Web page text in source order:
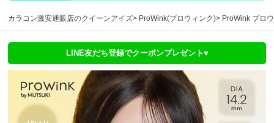
カラコン激安通販店のクイーンアイズ ProWink(プロウィンク) ProWink プロ
LINE友だち登録でクーポンプレゼント♥